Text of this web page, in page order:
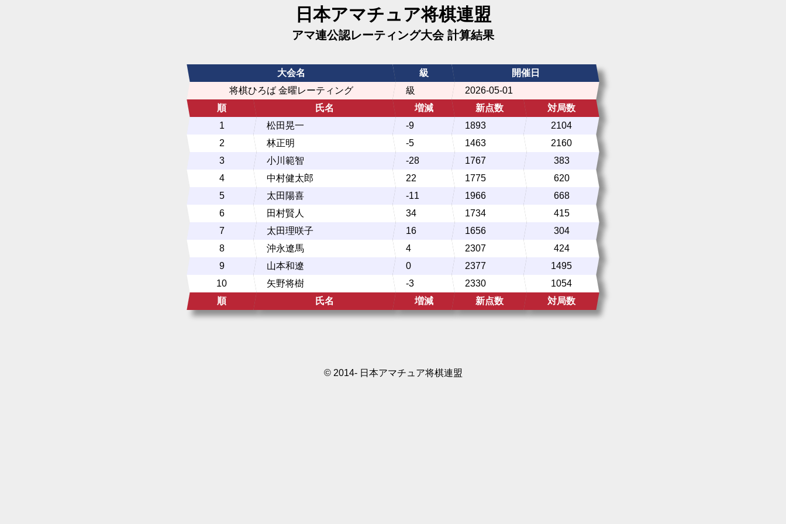
日本アマチュア将棋連盟
アマ連公認レーティング大会 計算結果
大会名 級
開催日
将棋ひろば 金曜レーティング
級
2026-05-01
順
氏名 増減 新点数
対局数
1
松田晃一 -9 1893
2104
2
林正明 -5 1463
2160
3
小川範智 -28 1767
383
4
中村健太郎 22 1775
620
5
太田陽喜 -11 1966
668
6
田村賢人 34 1734
415
7
太田理咲子 16 1656
304
8
沖永遼馬 4 2307
424
9
山本和遼 0 2377
1495
10
矢野将樹 -3 2330
1054
順
氏名 増減 新点数 対局数
© 2014- 日本アマチュア将棋連盟